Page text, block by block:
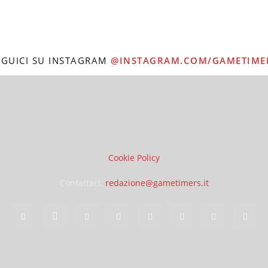
SU INSTAGRAM @INSTAGRAM.COM/
Cookie Policy
redazione@gametimers.it